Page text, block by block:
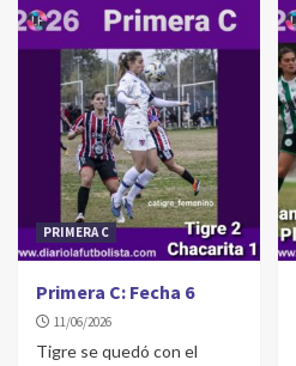
PRIMERA C
Primera C: Fecha 6
11/06/2026
Tigre se quedó con el